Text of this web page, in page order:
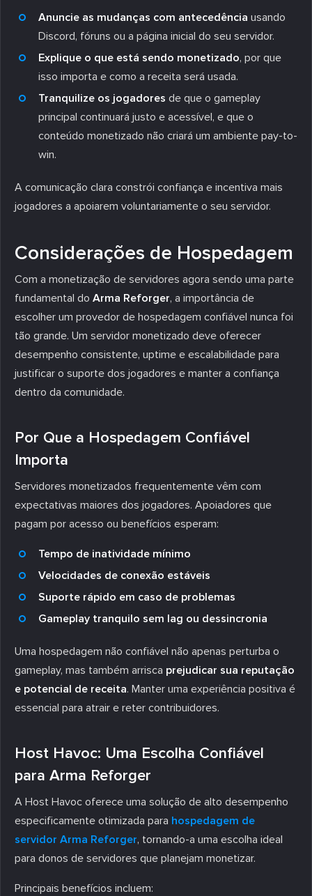
Anuncie as mudanças com antecedência usando
Discord, fóruns ou a página inicial do seu servidor.
Explique o que está sendo monetizado, por que
isso importa e como a receita será usada.
Tranquilize os jogadores de que o gameplay
principal continuará justo e acessível, e que o
conteúdo monetizado não criará um ambiente pay-to-
win.
A comunicação clara constrói confiança e incentiva mais
jogadores a apoiarem voluntariamente o seu servidor.
Considerações de Hospedagem
Com a monetização de servidores agora sendo uma parte
fundamental do Arma Reforger, a importância de
escolher um provedor de hospedagem confiável nunca foi
tão grande. Um servidor monetizado deve oferecer
desempenho consistente, uptime e escalabilidade para
justificar o suporte dos jogadores e manter a confiança
dentro da comunidade.
Por Que a Hospedagem Confiável
Importa
Servidores monetizados frequentemente vêm com
expectativas maiores dos jogadores. Apoiadores que
pagam por acesso ou benefícios esperam:
Tempo de inatividade mínimo
Velocidades de conexão estáveis
Suporte rápido em caso de problemas
Gameplay tranquilo sem lag ou dessincronia
Uma hospedagem não confiável não apenas perturba o
gameplay, mas também arrisca prejudicar sua reputação
e potencial de receita. Manter uma experiência positiva é
essencial para atrair e reter contribuidores.
Host Havoc: Uma Escolha Confiável
para Arma Reforger
A Host Havoc oferece uma solução de alto desempenho
especificamente otimizada para hospedagem de
servidor Arma Reforger, tornando-a uma escolha ideal
para donos de servidores que planejam monetizar.
Principais benefícios incluem: